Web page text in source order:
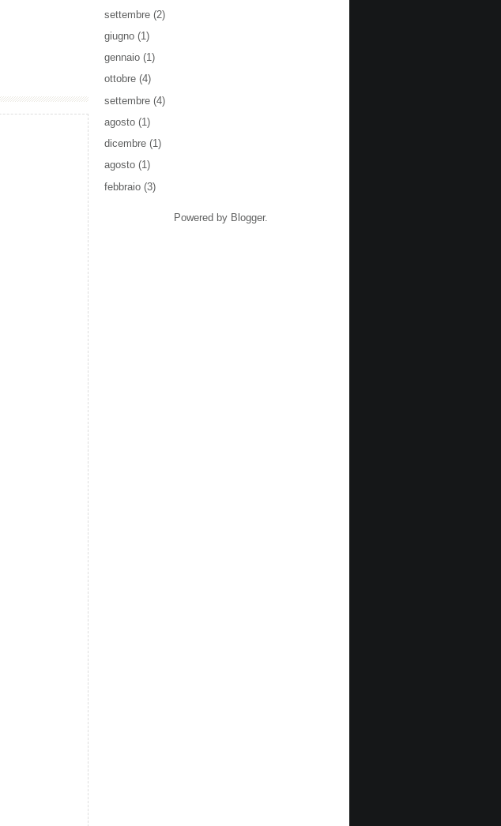
settembre (2)
giugno (1)
gennaio (1)
ottobre (4)
settembre (4)
agosto (1)
dicembre (1)
agosto (1)
febbraio (3)
Powered by Blogger.